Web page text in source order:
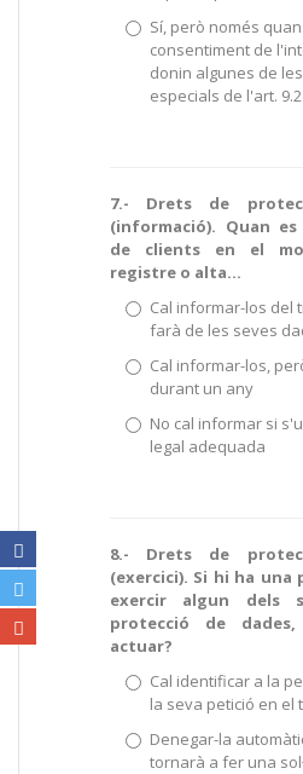
Sí, però només
consentiment de
donin algunes de
especials de l'art. 9.2
7.- Drets de
(informació). Quan
de clients en el
registre o alta…
Cal informar-los del
farà de les seves
Cal informar-los,
durant un any
No cal informar si
legal adequada
8.- Drets de
(exercici). Si hi ha una
exercir algun dels
protecció de
actuar?
Cal identificar a la
la seva petició en el
Denegar-la
tornarà a fer una